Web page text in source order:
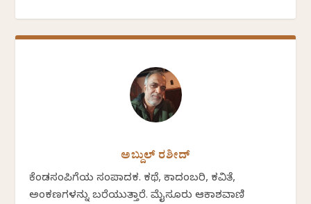
ಅಬ್ದುಲ್ ರಶೀದ್
ಕೆಂಡಸಂಪಿಗೆಯ ಸಂಪಾದಕ. ಕಥೆ, ಕಾದಂಬರಿ, ಕವಿತೆ,
ಅಂಕಣಗಳನ್ನು ಬರೆಯುತ್ತಾರೆ. ಮೈಸೂರು ಆಕಾಶವಾಣಿ